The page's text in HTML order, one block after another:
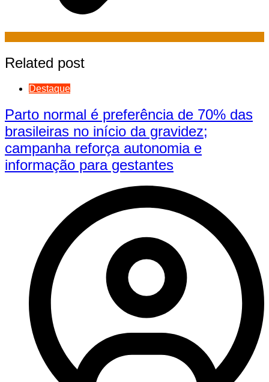
Related post
Destaque
Parto normal é preferência de 70% das
brasileiras no início da gravidez;
campanha reforça autonomia e
informação para gestantes